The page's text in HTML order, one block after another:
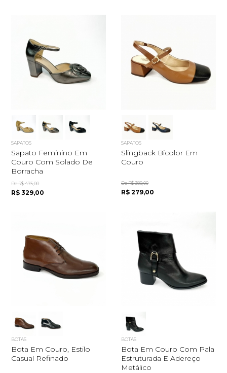
SAPATOS
Sapato Feminino Em
Couro Com Solado De
Borracha
De R$ 475,00
R$ 329,00
SAPATOS
Slingback Bicolor Em
Couro
De R$ 389,00
R$ 279,00
BOTAS
Bota Em Couro, Estilo
Casual Refinado
BOTAS
Bota Em Couro Com Pala
Estruturada E Adereço
Metálico